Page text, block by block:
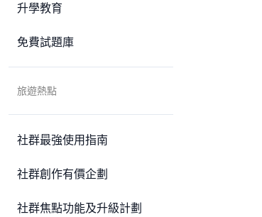
升學教育
免費試題庫
旅遊熱點
社群最強使用指南
社群創作有價企劃
社群焦點功能及升級計劃